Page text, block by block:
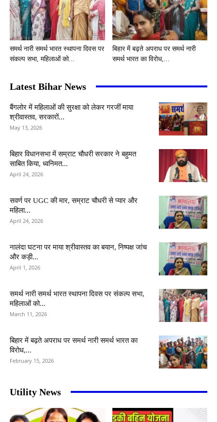
समर्थ नारी समर्थ भारत स्थापना दिवस पर
संकल्प सभा, महिलाओं को...
बिहार में बढ़ते अपराध पर समर्थ नारी
समर्थ भारत का विरोध,...
Latest Bihar News
बैंगलोर में महिलाओं की सुरक्षा को लेकर गरजीं माया
श्रीवास्तव, सरकारों...
May 13, 2026
बिहार विधानसभा में सम्राट चौधरी सरकार ने बहुमत
साबित किया, ध्वनिमत...
April 24, 2026
सवर्ण पर UGC की मार, सम्राट चौधरी से प्यार और
महिला...
April 24, 2026
नालंदा घटना पर माया श्रीवास्तव का बयान, निष्पक्ष जांच
और कड़ी...
April 1, 2026
समर्थ नारी समर्थ भारत स्थापना दिवस पर संकल्प सभा,
महिलाओं को...
March 11, 2026
बिहार में बढ़ते अपराध पर समर्थ नारी समर्थ भारत का
विरोध,...
February 15, 2026
Utility News